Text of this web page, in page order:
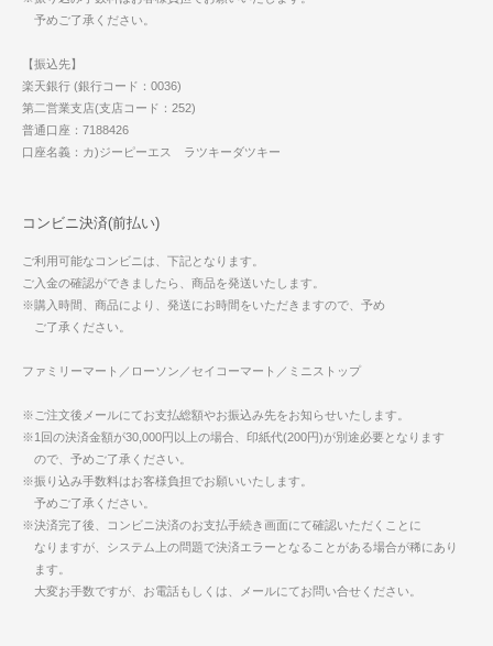
予めご了承ください。
【振込先】
楽天銀行 (銀行コード：0036)
第二営業支店(支店コード：252)
普通口座：7188426
口座名義：カ)ジーピーエス ラツキーダツキー
コンビニ決済(前払い)
ご利用可能なコンビニは、下記となります。
ご入金の確認ができましたら、商品を発送いたします。
※購入時間、商品により、発送にお時間をいただきますので、予め
ご了承ください。
ファミリーマート／ローソン／セイコーマート／ミニストップ
※ご注文後メールにてお支払総額やお振込み先をお知らせいたします。
※1回の決済金額が30,000円以上の場合、印紙代(200円)が別途必要となります
ので、予めご了承ください。
※振り込み手数料はお客様負担でお願いいたします。
予めご了承ください。
※決済完了後、コンビニ決済のお支払手続き画面にて確認いただくことに
なりますが、システム上の問題で決済エラーとなることがある場合が稀にあり
ます。
大変お手数ですが、お電話もしくは、メールにてお問い合せください。